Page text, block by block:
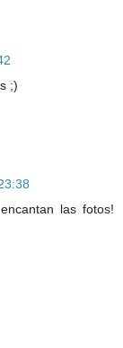
;)
las fotos!